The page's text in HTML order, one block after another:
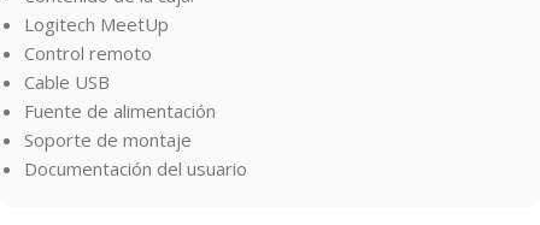
Logitech MeetUp
Control remoto
Cable USB
Fuente de alimentación
Soporte de montaje
Documentación del usuario